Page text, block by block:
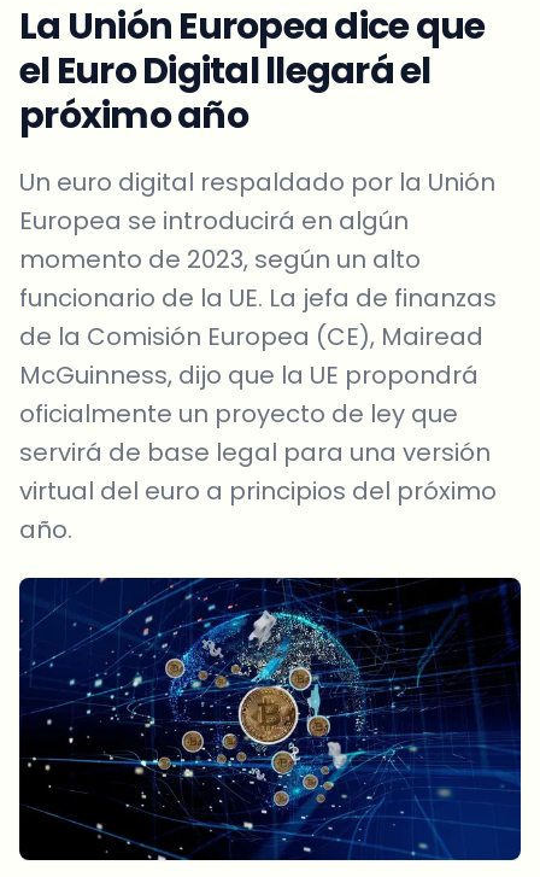
La Unión Europea dice que
el Euro Digital llegará el
próximo año
Un euro digital respaldado por la Unión
Europea se introducirá en algún
momento de 2023, según un alto
funcionario de la UE. La jefa de finanzas
de la Comisión Europea (CE), Mairead
McGuinness, dijo que la UE propondrá
oficialmente un proyecto de ley que
servirá de base legal para una versión
virtual del euro a principios del próximo
año.